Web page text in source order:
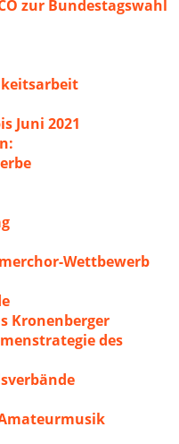
zur Bundestagswahl
Juni 2021
Wettbewerb
Kronenberger
des